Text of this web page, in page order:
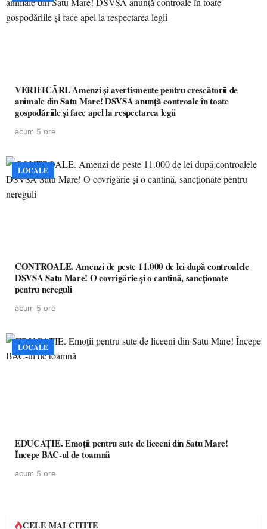
VERIFICĂRI. Amenzi și avertismente pentru crescătorii de
animale din Satu Mare! DSVSA anunță controale în toate
gospodăriile și face apel la respectarea legii
acum 5 ore
LOCALE
CONTROALE. Amenzi de peste 11.000 de lei după controalele
DSVSA Satu Mare! O covrigărie și o cantină, sancționate
pentru nereguli
acum 5 ore
LOCALE
EDUCAȚIE. Emoții pentru sute de liceeni din Satu Mare!
Începe BAC-ul de toamnă
acum 5 ore
CELE MAI CITITE